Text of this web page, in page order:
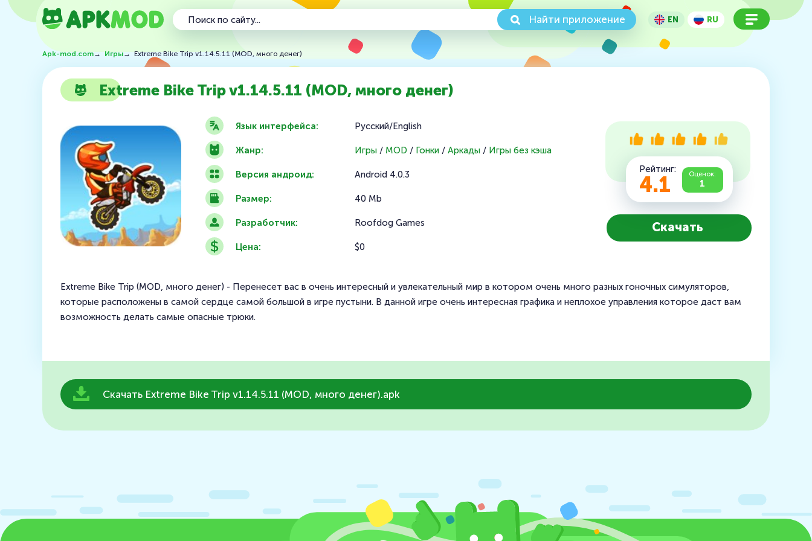
Найти приложение EN RU
Apk-mod.com→Игры→Extreme Bike Trip v1.14.5.11 (MOD, много денег)
Extreme Bike Trip v1.14.5.11 (MOD, много денег)
Язык интерфейса:
Жанр:
Версия андроид:
Размер:
Разработчик:
Цена:
Русский/English
Игры / MOD / Гонки / Аркады / Игры без кэша
Android 4.0.3
40 Mb
Roofdog Games
$0
Рейтинг:
4.1 Оценок:
1
Скачать
Extreme Bike Trip (MOD, много денег) - Перенесет вас в очень интересный и увлекательный мир в котором очень много разных гоночных симуляторов,
которые расположены в самой сердце самой большой в игре пустыни. В данной игре очень интересная графика и неплохое управления которое даст вам
возможность делать самые опасные трюки.
Скачать Extreme Bike Trip v1.14.5.11 (MOD, много денег).apk